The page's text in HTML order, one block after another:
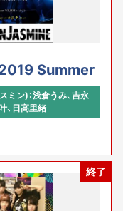
Summer
ン)：浅倉うみ、吉永
、日高里緒
終了